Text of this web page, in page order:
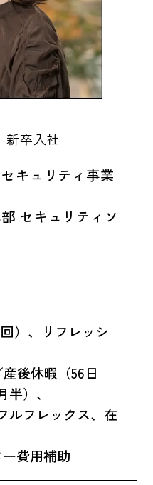
新卒入社
キュリティ事業
セキュリティソ
）、リフレッシ
後休暇（56日
）、
ルフレックス、在
費用補助